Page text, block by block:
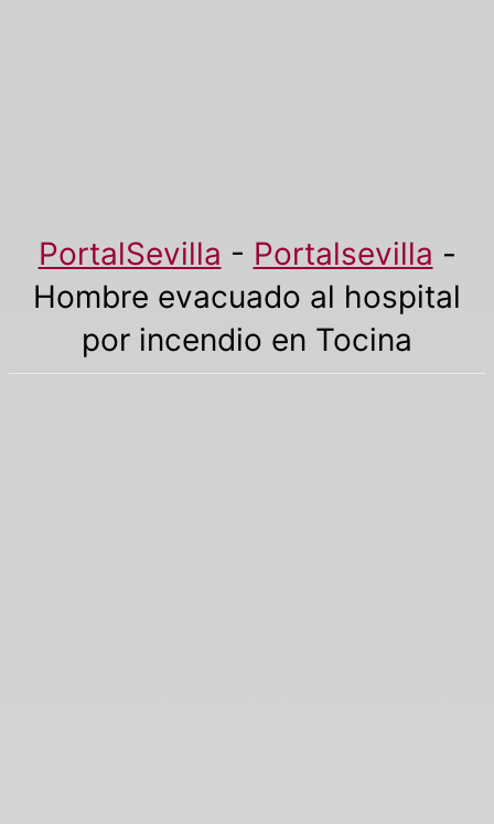
PortalSevilla - Portalsevilla -
Hombre evacuado al hospital
por incendio en Tocina